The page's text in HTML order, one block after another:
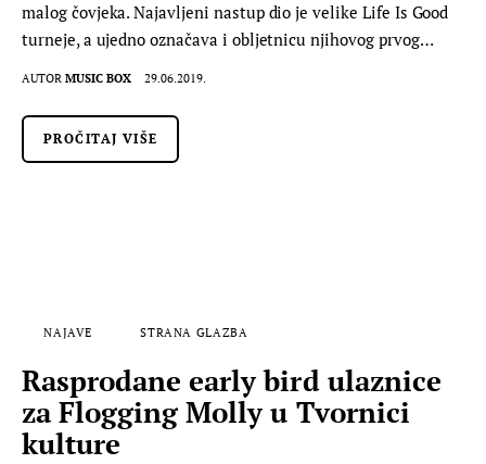
malog čovjeka. Najavljeni nastup dio je velike Life Is Good
turneje, a ujedno označava i obljetnicu njihovog prvog…
AUTOR MUSIC BOX 29.06.2019.
PROČITAJ VIŠE
NAJAVE STRANA GLAZBA
Rasprodane early bird ulaznice
za Flogging Molly u Tvornici
kulture